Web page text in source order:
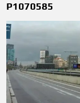
P1070585